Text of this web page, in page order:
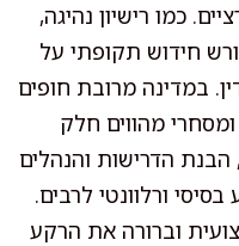
כמו רישיון נהיגה,
חידוש תקופתי על
במדינה מרובת חופים
מהווים חלק
הדרישות והנהלים
ורלוונטי לרבים.
וברורה את הרקע